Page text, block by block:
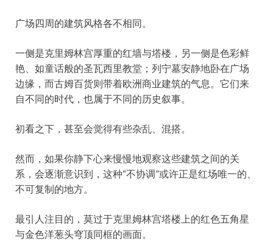
广场四周的建筑风格各不相同。
一侧是克里姆林宫厚重的红墙与塔楼，另一侧是色彩鲜
艳、如童话般的圣瓦西里教堂；列宁墓安静地卧在广场
边缘，而古姆百货则带着欧洲商业建筑的气息。它们来
自不同的时代，也属于不同的历史叙事。
初看之下，甚至会觉得有些杂乱、混搭。
然而，如果你静下心来慢慢地观察这些建筑之间的关
系，会逐渐意识到，这种“不协调”或许正是红场唯一的、
不可复制的地方。
最引人注目的，莫过于克里姆林宫塔楼上的红色五角星
与金色洋葱头穹顶同框的画面。